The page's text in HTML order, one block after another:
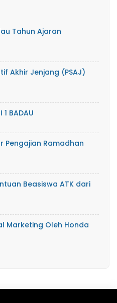
Tahun Ajaran
Akhir Jenjang (PSAJ)
1 BADAU
Pengajian Ramadhan
Beasiswa ATK dari
Marketing Oleh Honda